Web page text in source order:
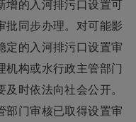
增的入河排污口设置可
批同步办理。对可能影
定的入河排污口设置审
机构或水行政主管部门
时依法向社会公开。
部门审核已取得设置审